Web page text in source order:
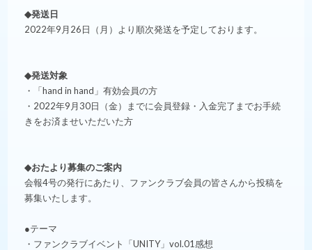
◆発送日
2022年9月26日（月）より順次発送を予定しております。
◆発送対象
・「hand in hand」有効会員の方
・2022年9月30日（金）までに会員登録・入金完了までお手続
きをお済ませいただいた方
◆おたより募集のご案内
会報4号の発行にあたり、ファンクラブ会員の皆さんから投稿を
募集いたします。
●テーマ
・ファンクラブイベント「UNITY」vol.01感想